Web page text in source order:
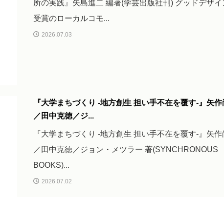
所の実践』矢島進二 編著(学芸出版社刊) グッドデザイ
受賞のローカルコモ...
2026.07.03
『大学まちづくり -地方創生 担い手不在を覆す-』矢作
／田中克徳／ジ...
『大学まちづくり -地方創生 担い手不在を覆す-』矢作
／田中克徳／ジョン・メツラー 著(SYNCHRONOUS
BOOKS)...
2026.07.02